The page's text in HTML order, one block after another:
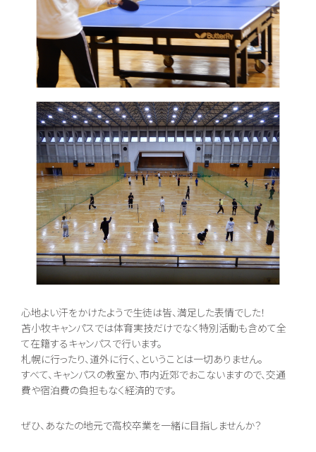
心地よい汗をかけたようで生徒は皆、満足した表情でした！
苫小牧キャンパスでは体育実技だけでなく特別活動も含めて全
て在籍するキャンパスで行います。
札幌に行ったり、道外に行く、ということは一切ありません。
すべて、キャンパスの教室か、市内近郊でおこないますので、交通
費や宿泊費の負担もなく経済的です。
ぜひ、あなたの地元で高校卒業を一緒に目指しませんか？